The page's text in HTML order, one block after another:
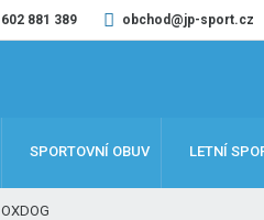
602 881 389 obchod@jp-sport.cz
SPORTOVNÍ OBUV LETNÍ
OXDOG